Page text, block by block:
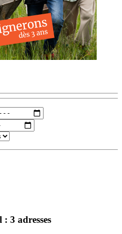
3 adresses